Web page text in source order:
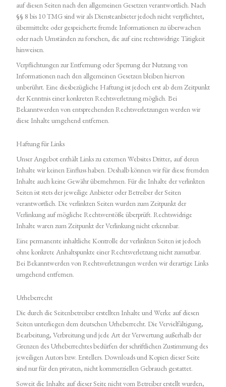
auf diesen Seiten nach den allgemeinen Gesetzen verantwortlich. Nach
§§ 8 bis 10 TMG sind wir als Diensteanbieter jedoch nicht verpflichtet,
übermittelte oder gespeicherte fremde Informationen zu überwachen
oder nach Umständen zu forschen, die auf eine rechtswidrige Tätigkeit
hinweisen.
Verpflichtungen zur Entfernung oder Sperrung der Nutzung von
Informationen nach den allgemeinen Gesetzen bleiben hiervon
unberührt. Eine diesbezügliche Haftung ist jedoch erst ab dem Zeitpunkt
der Kenntnis einer konkreten Rechtsverletzung möglich. Bei
Bekanntwerden von entsprechenden Rechtsverletzungen werden wir
diese Inhalte umgehend entfernen.
Haftung für Links
Unser Angebot enthält Links zu externen Websites Dritter, auf deren
Inhalte wir keinen Einfluss haben. Deshalb können wir für diese fremden
Inhalte auch keine Gewähr übernehmen. Für die Inhalte der verlinkten
Seiten ist stets der jeweilige Anbieter oder Betreiber der Seiten
verantwortlich. Die verlinkten Seiten wurden zum Zeitpunkt der
Verlinkung auf mögliche Rechtsverstöße überprüft. Rechtswidrige
Inhalte waren zum Zeitpunkt der Verlinkung nicht erkennbar.
Eine permanente inhaltliche Kontrolle der verlinkten Seiten ist jedoch
ohne konkrete Anhaltspunkte einer Rechtsverletzung nicht zumutbar.
Bei Bekanntwerden von Rechtsverletzungen werden wir derartige Links
umgehend entfernen.
Urheberrecht
Die durch die Seitenbetreiber erstellten Inhalte und Werke auf diesen
Seiten unterliegen dem deutschen Urheberrecht. Die Vervielfältigung,
Bearbeitung, Verbreitung und jede Art der Verwertung außerhalb der
Grenzen des Urheberrechtes bedürfen der schriftlichen Zustimmung des
jeweiligen Autors bzw. Erstellers. Downloads und Kopien dieser Seite
sind nur für den privaten, nicht kommerziellen Gebrauch gestattet.
Soweit die Inhalte auf dieser Seite nicht vom Betreiber erstellt wurden,